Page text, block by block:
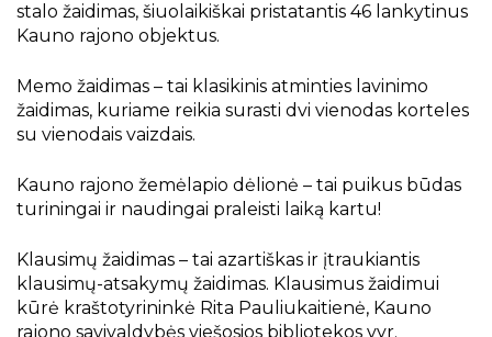
Istoriniai, kultūriniai ir gamtos paminklai
Viešoji biblioteka ir padaliniai spaudoje
Kraštotyrinės virtualios parodos
Piligrimų keliai Kauno rajone
stalo žaidimas, šiuolaikiškai pristatantis 46 lankytinus
Kauno rajono objektus.
Memo žaidimas – tai klasikinis atminties lavinimo
žaidimas, kuriame reikia surasti dvi vienodas korteles
su vienodais vaizdais.
Kauno rajono žemėlapio dėlionė – tai puikus būdas
turiningai ir naudingai praleisti laiką kartu!
Klausimų žaidimas – tai azartiškas ir įtraukiantis
klausimų-atsakymų žaidimas. Klausimus žaidimui
kūrė kraštotyrininkė Rita Pauliukaitienė, Kauno
rajono savivaldybės viešosios bibliotekos vyr.